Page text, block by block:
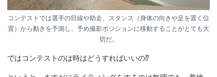
コンテストでは選手の目線や助走、スタンス（身体の向きや足を置く位
置）から動きを予測し、予め撮影ポジションに移動することがとても大
切だ。
ではコンテストのは時はどうすればいいの⁉︎